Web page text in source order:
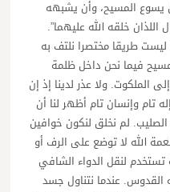
يسوع المسيح، وأن يشبهه
اللذان خلقه الله عليهما”.
طريقا مختصرا نلتف به
فيما نحن داخل ظلمة
الملكوت. ولا عذر لدينا إذ إن
تام وإنسان تام أظهر لنا أن
لم نخلق لنكون خوافين
الله لا توضع على الرف أو
تستخدم لنقل الدواء الشافي
القدوس. عندما نتناول جسد